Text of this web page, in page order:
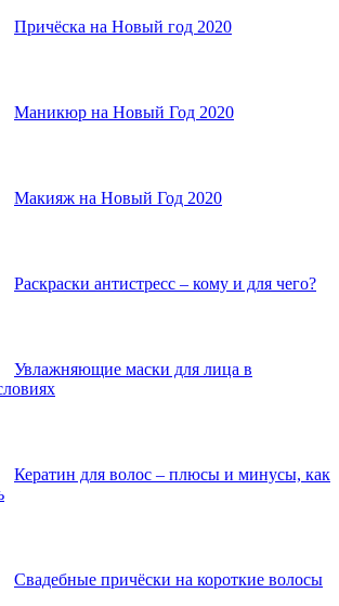
Причёска на Новый год 2020
Маникюр на Новый Год 2020
Макияж на Новый Год 2020
Раскраски антистресс – кому и для чего?
Увлажняющие маски для лица в
Кератин для волос – плюсы и минусы, как
Свадебные причёски на короткие волосы